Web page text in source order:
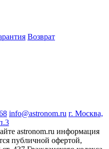
Возврат
info@astronom.ru г. Москва,
astronom.ru информация
публичной офертой,